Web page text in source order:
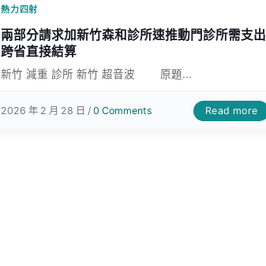
熱力四射
兩部分請求加新竹森和診所速推動門診所需支出
跨省直接結算
新竹 減重 診所 新竹 超音波 原題...
2026 年 2 月 28 日 /0 Comments Read more